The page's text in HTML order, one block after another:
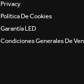
Privacy
Política De Cookies
Garantía LED
Condiciones Generales De